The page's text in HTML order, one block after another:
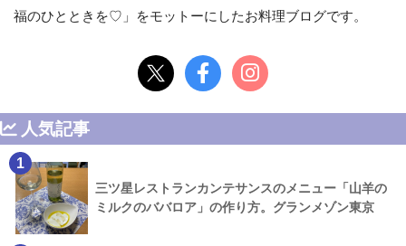
福のひとときを♡」をモットーにしたお料理ブログです。
人気記事
1
三ツ星レストランカンテサンスのメニュー「山羊の
ミルクのババロア」の作り方。グランメゾン東京